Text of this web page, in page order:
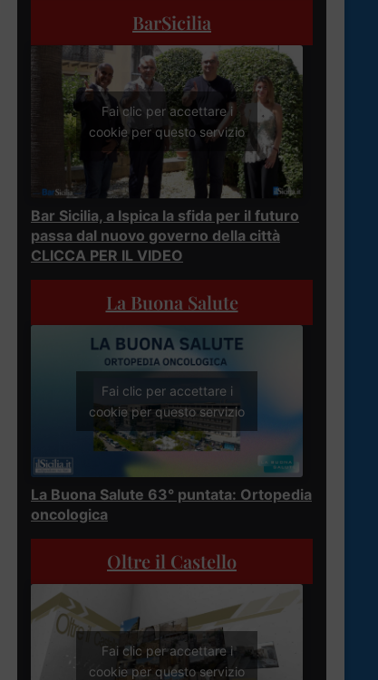
BarSicilia
Fai clic per accettare i
cookie per questo servizio
Bar Sicilia, a Ispica la sfida per il futuro
passa dal nuovo governo della città
CLICCA PER IL VIDEO
La Buona Salute
Fai clic per accettare i
cookie per questo servizio
La Buona Salute 63° puntata: Ortopedia
oncologica
Oltre il Castello
Fai clic per accettare i
cookie per questo servizio